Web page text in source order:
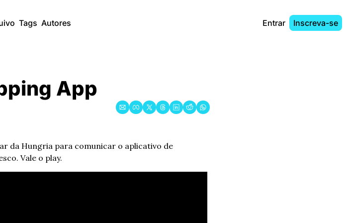
Tags Autores Entrar Inscreva-se
App
da Hungria para comunicar o aplicativo de
Vale o play.